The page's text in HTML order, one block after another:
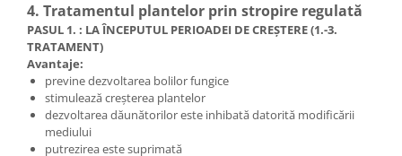
4. Tratamentul plantelor prin stropire regulată
PASUL 1. : LA ÎNCEPUTUL PERIOADEI DE CREȘTERE (1.-3.
TRATAMENT)
Avantaje:
previne dezvoltarea bolilor fungice
stimulează creșterea plantelor
dezvoltarea dăunătorilor este inhibată datorită modificării
mediului
putrezirea este suprimată